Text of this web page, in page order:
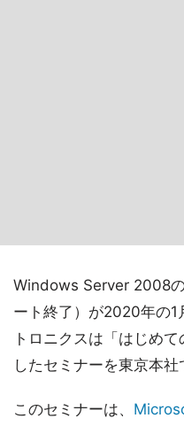
Windows Server 2008
ート終了）が2020年の1
トロニクスは「はじめ
したセミナーを東京本社
このセミナーは、